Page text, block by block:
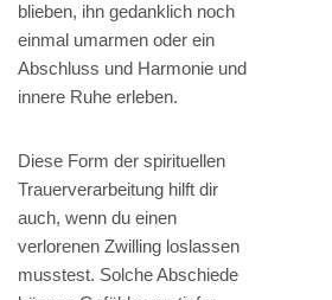
blieben, ihn gedanklich noch
einmal umarmen oder ein
Abschluss und Harmonie und
innere Ruhe erleben.
Diese Form der spirituellen
Trauerverarbeitung hilft dir
auch, wenn du einen
verlorenen Zwilling loslassen
musstest. Solche Abschiede